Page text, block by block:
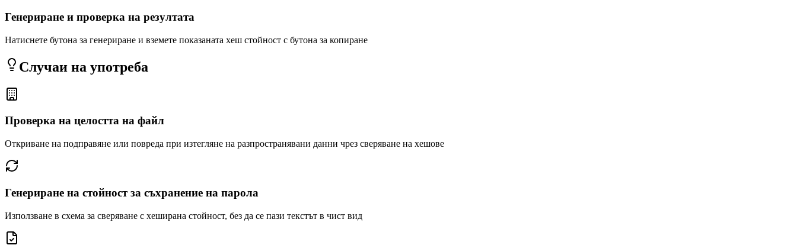
Генериране и проверка на резултата
Натиснете бутона за генериране и вземете показаната хеш стойност с бутона за копиране
Случаи на употреба
Проверка на целостта на файл
Откриване на подправяне или повреда при изтегляне на разпространявани данни чрез сверяване на хешове
Генериране на стойност за съхранение на парола
Използване в схема за сверяване с хеширана стойност, без да се пази текстът в чист вид